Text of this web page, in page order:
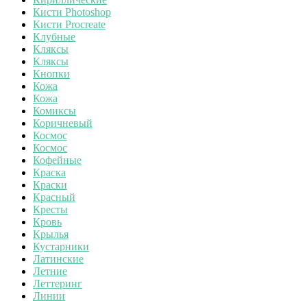
Кисти Photoshop
Кисти Procreate
Клубные
Кляксы
Кляксы
Кнопки
Кожа
Кожа
Комиксы
Коричневый
Космос
Космос
Кофейные
Краска
Краски
Красный
Кресты
Кровь
Крылья
Кустарники
Латинские
Летние
Леттеринг
Линии